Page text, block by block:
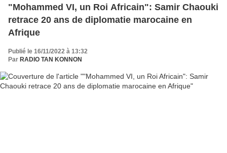
"Mohammed VI, un Roi Africain": Samir Chaouki
retrace 20 ans de diplomatie marocaine en
Afrique
Publié le 16/11/2022 à 13:32
Par RADIO TAN KONNON